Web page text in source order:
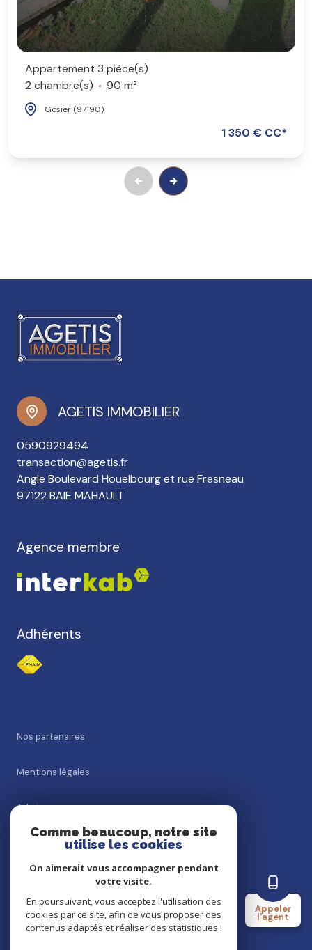
Appeler
l'agent
Appartement 3 pièce(s)
2 chambre(s)
90 m²
Gosier (97190)
1 350 € CC*
AGETIS IMMOBILIER
0590929494
transaction@agetis.fr
Angle Boulevard Houelbourg et rue Fresneau
97122 BAIE MAHAULT
Agence membre
Adhérents
nos partenaires
mentions légales
admin
nos honoraires
cookies
Comme beaucoup, notre site
utilise les cookies
On aimerait vous accompagner pendant
votre visite.
En poursuivant, vous acceptez l'utilisation des
cookies par ce site, afin de vous proposer des
contenus adaptés et réaliser des statistiques !